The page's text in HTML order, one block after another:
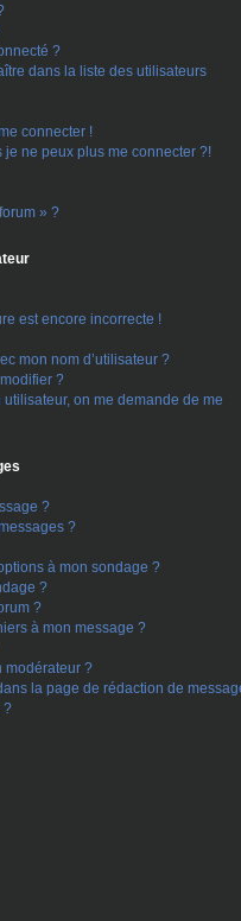
?
dans la liste des utilisateurs
connecter !
ne peux plus me connecter ?!
» ?
est encore incorrecte !
mon nom d’utilisateur ?
?
utilisateur, on me demande de me
?
?
à mon sondage ?
?
?
à mon message ?
modérateur ?
la page de rédaction de
?